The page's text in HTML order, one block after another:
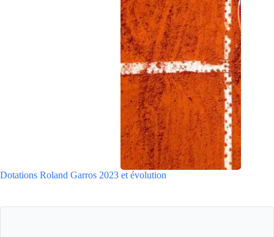
Dotations Roland Garros 2023 et évolution